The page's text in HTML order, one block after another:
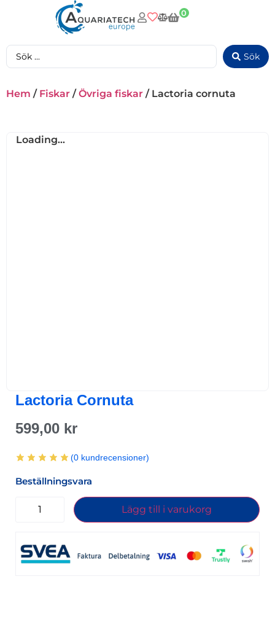
0
Sök
Hem / Fiskar /Övriga fiskar / Lactoria cornuta
Loading...
Lactoria Cornuta
599,00 kr
(0 kundrecensioner)
Beställningsvara
Lägg till i varukorg